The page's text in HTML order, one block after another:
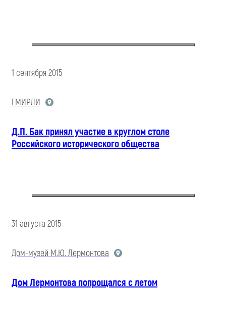
1 сентября 2015
ГМИРЛИ
Д.П. Бак принял участие в круглом столе
Российского исторического общества
31 августа 2015
Дом-музей М.Ю. Лермонтова
Дом Лермонтова попрощался с летом